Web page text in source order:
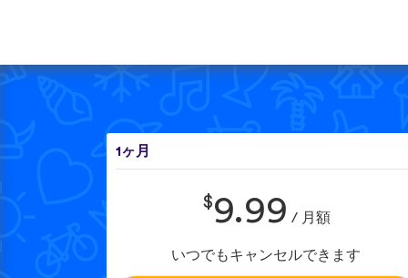
1ヶ月
$9.99 / 月額
いつでもキャンセルできます